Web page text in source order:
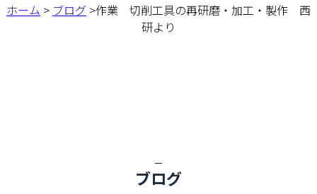
ホーム > ブログ >作業 切削工具の再研磨・加工・製作 西
研より
ブログ